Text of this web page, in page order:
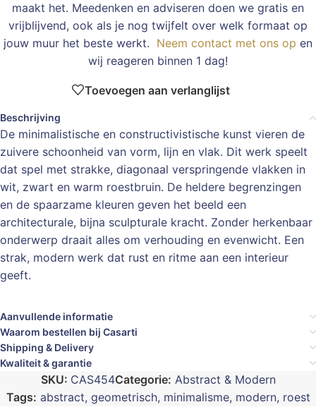
maakt het. Meedenken en adviseren doen we gratis en
vrijblijvend, ook als je nog twijfelt over welk formaat op
jouw muur het beste werkt. Neem contact met ons op en
wij reageren binnen 1 dag!
Toevoegen aan verlanglijst
Beschrijving
De minimalistische en constructivistische kunst vieren de
zuivere schoonheid van vorm, lijn en vlak. Dit werk speelt
dat spel met strakke, diagonaal verspringende vlakken in
wit, zwart en warm roestbruin. De heldere begrenzingen
en de spaarzame kleuren geven het beeld een
architecturale, bijna sculpturale kracht. Zonder herkenbaar
onderwerp draait alles om verhouding en evenwicht. Een
strak, modern werk dat rust en ritme aan een interieur
geeft.
Aanvullende informatie
Waarom bestellen bij Casarti
Shipping & Delivery
Kwaliteit & garantie
SKU: CAS454Categorie: Abstract & Modern
Tags: abstract, geometrisch, minimalisme, modern, roest